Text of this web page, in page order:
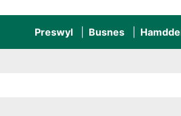
Preswyl Busnes